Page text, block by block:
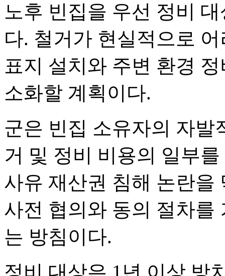
노후 빈집을 우선 정비
다. 철거가 현실적으로
표지 설치와 주변 환경
소화할 계획이다.
군은 빈집 소유자의 자발
거 및 정비 비용의 일부
사유 재산권 침해 논란을
사전 협의와 동의 절차를
는 방침이다.